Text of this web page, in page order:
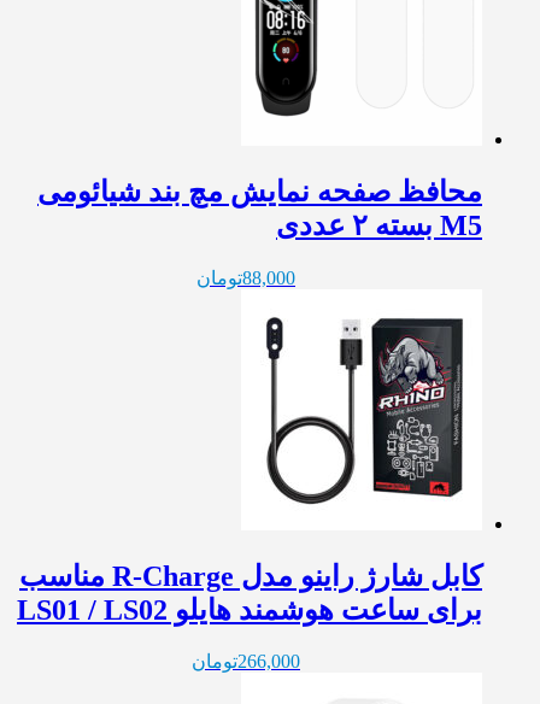
محافظ صفحه نمایش مچ بند شیائومی
M5 بسته ۲ عددی
88,000تومان
کابل شارژ راینو مدل R-Charge مناسب
برای ساعت هوشمند هایلو LS01 / LS02
266,000تومان